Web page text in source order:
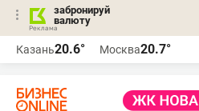
забронируй
валюту
Казань20.6° Москва20.7°